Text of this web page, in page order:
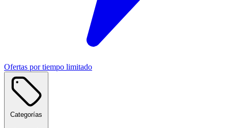
Ofertas por tiempo limitado
Categorías